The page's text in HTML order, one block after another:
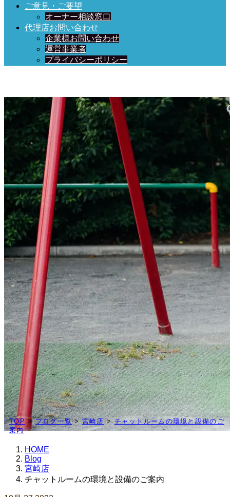
ご意見・ご要望
オーナー相談窓口
代理店お問い合わせ
企業様お問い合わせ
運営事業者
プライバシーポリシー
TOP >ブログ一覧>宮崎店>チャットルームの環境と設備のご
案内
HOME
Blog
宮崎店
チャットルームの環境と設備のご案内